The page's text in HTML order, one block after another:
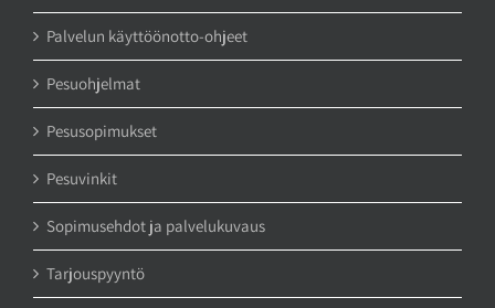
Palvelun käyttöönotto-ohjeet
Pesuohjelmat
Pesusopimukset
Pesuvinkit
Sopimusehdot ja palvelukuvaus
Tarjouspyyntö